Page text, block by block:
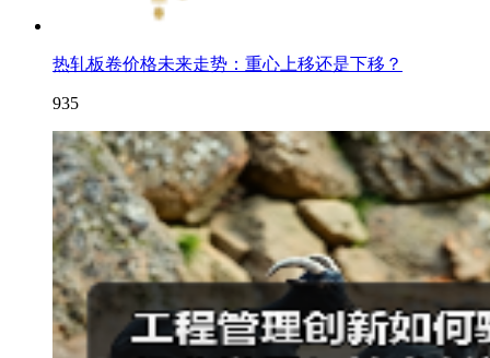
热轧板卷价格未来走势：重心上移还是下移？
935